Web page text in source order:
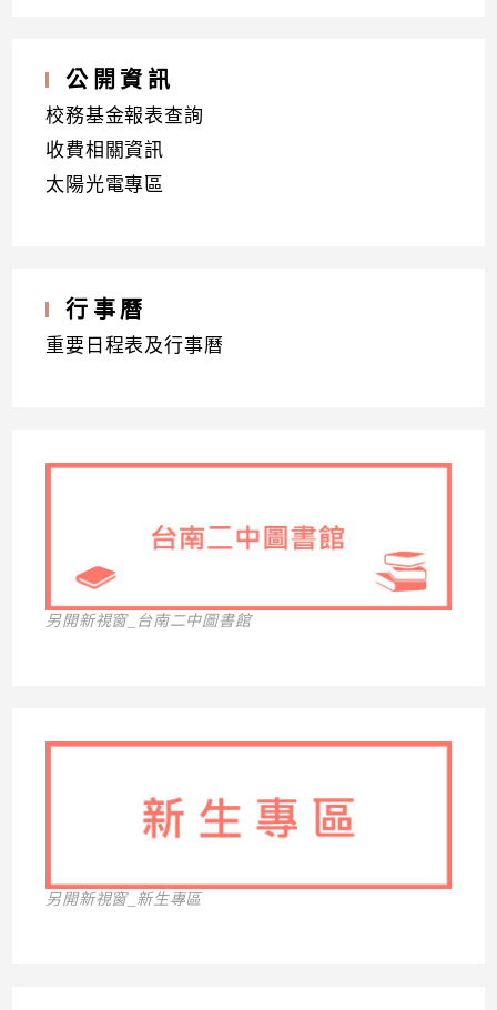
公開資訊
校務基金報表查詢
收費相關資訊
太陽光電專區
行事曆
重要日程表及行事曆
另開新視窗_台南二中圖書館
另開新視窗_新生專區